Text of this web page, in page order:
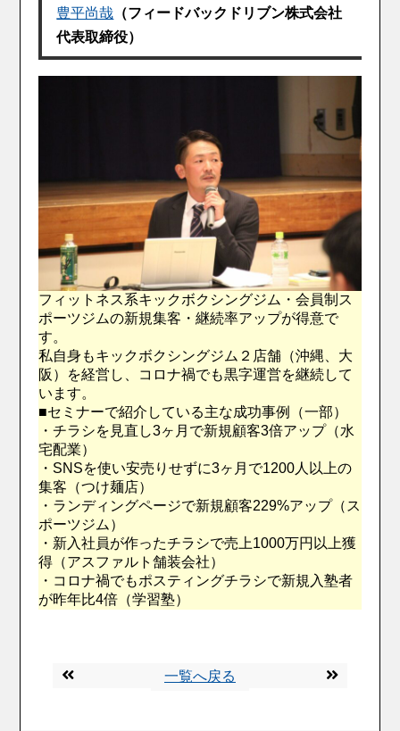
豊平尚哉 （フィードバックドリブン株式会社
代表取締役）
フィットネス系キックボクシングジム・会員制ス
ポーツジムの新規集客・継続率アップが得意で
す。
私自身もキックボクシングジム２店舗（沖縄、大
阪）を経営し、コロナ禍でも黒字運営を継続して
います。
■セミナーで紹介している主な成功事例（一部）
・チラシを見直し3ヶ月で新規顧客3倍アップ（水
宅配業）
・SNSを使い安売りせずに3ヶ月で1200人以上の
集客（つけ麺店）
・ランディングページで新規顧客229%アップ（ス
ポーツジム）
・新入社員が作ったチラシで売上1000万円以上獲
得（アスファルト舗装会社）
・コロナ禍でもポスティングチラシで新規入塾者
が昨年比4倍（学習塾）
一覧へ戻る